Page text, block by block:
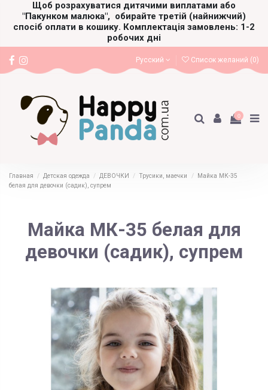
Щоб розрахуватися дитячими виплатами або
"Пакунком малюка", обирайте третій (найнижчий)
спосіб оплати в кошику. Комплектація замовлень: 1-2
робочих дні
Русский Список желаний (0)
0
Главная Детская одежда ДЕВОЧКИ Трусики, маечки
Майка МК-35
белая для девочки (садик), супрем
Майка МК-35 белая для
девочки (садик), супрем